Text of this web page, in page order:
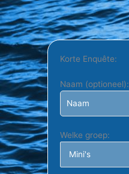
Korte Enquête:
Naam (optioneel):
Welke groep: